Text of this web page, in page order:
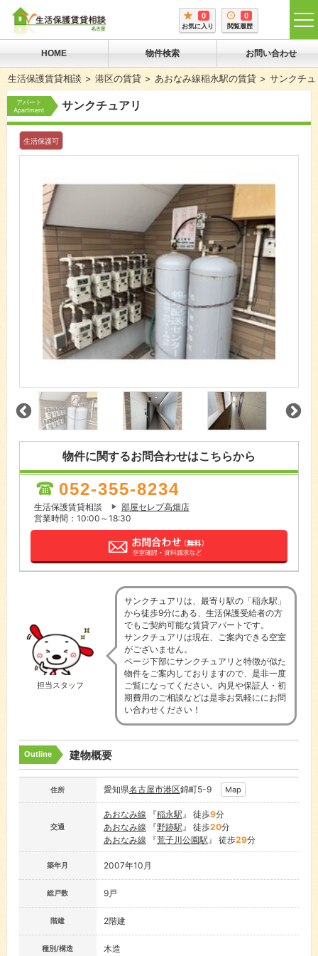
0
お気に入り
0
閲覧履歴
HOME 物件検索 お問い合わせ
生活保護賃貸相談 港区の賃貸 あおなみ線稲永駅の賃貸 サンクチュ
アパート
Apartment
サンクチュアリ
生活保護可
物件に関するお問合わせはこちらから
052-355-8234
生活保護賃貸相談
部屋セレブ高畑店
営業時間：10:00～18:30
担当スタッフ
サンクチュアリは、最寄り駅の「稲永駅」
から徒歩9分にある、生活保護受給者の方
でもご契約可能な賃貸アパートです。
サンクチュアリは現在、ご案内できる空室
がございません。
ページ下部にサンクチュアリと特徴が似た
物件をご案内しておりますので、是非一度
ご覧になってください。内見や保証人・初
期費用のご相談などは是非お気軽ににお問
い合わせください！
Outline 建物概要
住所 愛知県名古屋市港区錦町5-9 Map
交通
あおなみ線 『稲永駅』 徒歩9分
あおなみ線 『野跡駅』 徒歩20分
あおなみ線 『荒子川公園駅』 徒歩29分
築年月 2007年10月
総戸数 9戸
階建 2階建
種別/構造 木造